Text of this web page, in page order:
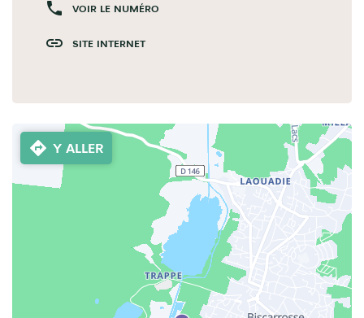
VOIR LE NUMÉRO
SITE INTERNET
Y ALLER